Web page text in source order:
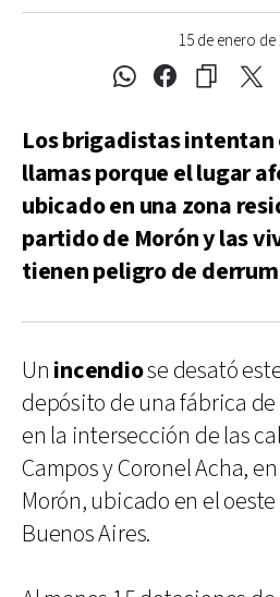
15 de enero de
Los brigadistas
llamas porque el lugar
ubicado en una zona
partido de Morón y las
tienen peligro de
Un incendiose desató
depósito de una fábrica
en la intersección de las
Campos y Coronel Acha,
Morón, ubicado en el
Buenos Aires.